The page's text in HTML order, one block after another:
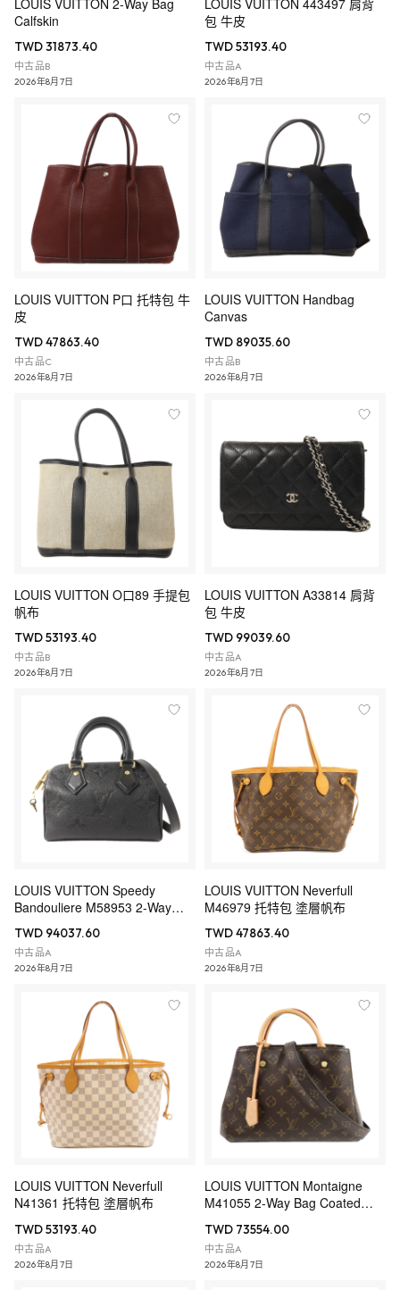
Calfskin
TWD 31873.40
中古品B
2026年8月7日
包 牛皮
TWD 53193.40
中古品A
2026年8月7日
LOUIS VUITTON P口 托特包 牛
皮
TWD 47863.40
中古品C
2026年8月7日
LOUIS VUITTON Handbag
Canvas
TWD 89035.60
中古品B
2026年8月7日
LOUIS VUITTON O口89 手提包
帆布
TWD 53193.40
中古品B
2026年8月7日
LOUIS VUITTON A33814 肩背
包 牛皮
TWD 99039.60
中古品A
2026年8月7日
LOUIS VUITTON Speedy
Bandouliere M58953 2-Way
Bag Calfskin
TWD 94037.60
中古品A
2026年8月7日
LOUIS VUITTON Neverfull
M46979 托特包 塗層帆布
TWD 47863.40
中古品A
2026年8月7日
LOUIS VUITTON Neverfull
N41361 托特包 塗層帆布
TWD 53193.40
中古品A
2026年8月7日
LOUIS VUITTON Montaigne
M41055 2-Way Bag Coated
TWD 73554.00
中古品A
2026年8月7日